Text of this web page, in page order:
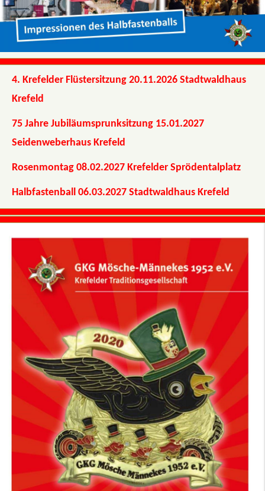
4. Krefelder Flüstersitzung 20.11.2026 Stadtwaldhaus
Krefeld
75 Jahre Jubiläumsprunksitzung 15.01.2027
Seidenweberhaus Krefeld
Rosenmontag 08.02.2027 Krefelder Sprödentalplatz
Halbfastenball 06.03.2027 Stadtwaldhaus Krefeld